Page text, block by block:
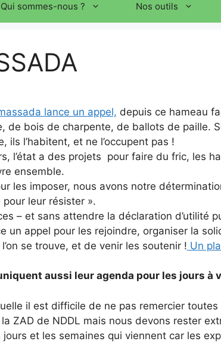
Qui sommes-nous ? Nos outils
lance un appel, depuis ce hameau
de bois de charpente, de ballots de paille.
ils l’habitent, et ne l’occupent pas !
l’état a des projets pour faire du fric, les
ensemble.
les imposer, nous avons notre
pour leur résister ».
– et sans attendre la déclaration d’utilité
un appel pour les rejoindre, organiser la
se trouve, et de venir les soutenir ! Un
aussi leur agenda pour les jours à
il est difficile de ne pas remercier
ZAD de NDDL mais nous devons rester
et les semaines qui viennent car les